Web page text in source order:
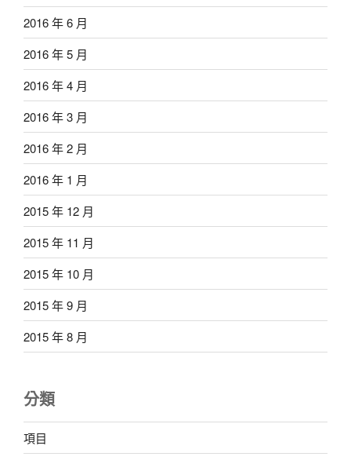
2016 年 6 月
2016 年 5 月
2016 年 4 月
2016 年 3 月
2016 年 2 月
2016 年 1 月
2015 年 12 月
2015 年 11 月
2015 年 10 月
2015 年 9 月
2015 年 8 月
分類
項目